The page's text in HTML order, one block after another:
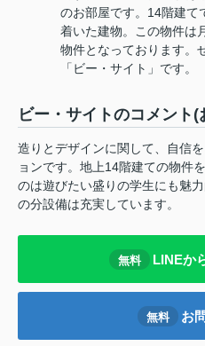
のお部屋です。14階建て
着いた建物。この物件は
物件となっております。
「ビー・サイト」です。
ビー・サイトのコメント
造りとデザインに関して、自信
ョンです。地上14階建ての物件
のは遊びたい盛りの学生にも魅
の分設備は充実しています。
無料 LINEか
無料 お